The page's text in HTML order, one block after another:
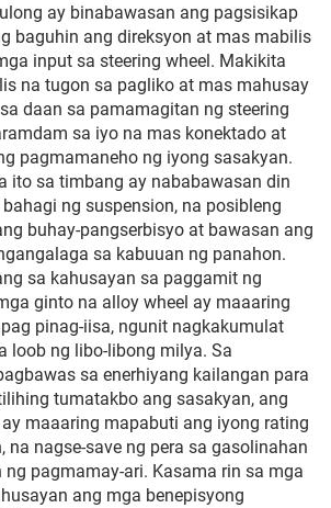
ay binabawasan ang pagsisikap
baguhin ang direksyon at mas mabilis
input sa steering wheel. Makikita
na tugon sa pagliko at mas mahusay
daan sa pamamagitan ng steering
sa iyo na mas konektado at
pagmamaneho ng iyong sasakyan.
ito sa timbang ay nababawasan din
ng suspension, na posibleng
buhay-pangserbisyo at bawasan ang
sa kabuuan ng panahon.
sa kahusayan sa paggamit ng
ginto na alloy wheel ay maaaring
pinag-iisa, ngunit nagkakumulat
loob ng libo-libong milya. Sa
sa enerhiyang kailangan para
tumatakbo ang sasakyan, ang
maaaring mapabuti ang iyong rating
na nagse-save ng pera sa gasolinahan
pagmamay-ari. Kasama rin sa mga
ang mga benepisyong